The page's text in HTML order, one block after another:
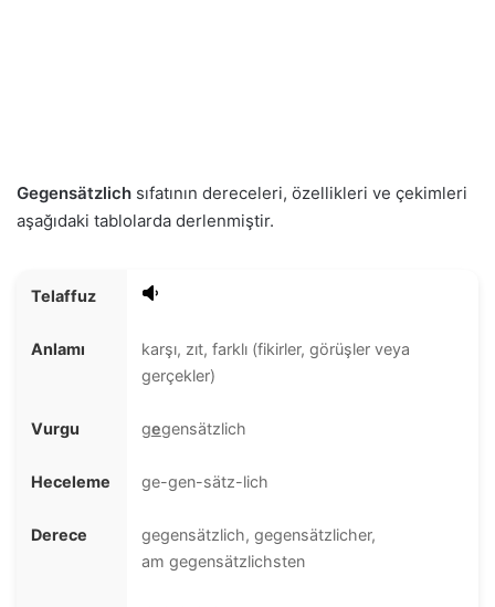
Gegensätzlich sıfatının dereceleri, özellikleri ve çekimleri
aşağıdaki tablolarda derlenmiştir.
Telaffuz
Anlamı
karşı, zıt, farklı (fikirler, görüşler veya
gerçekler)
Vurgu gegensätzlich
Heceleme ge-gen-sätz-lich
Derece
gegensätzlich, gegensätzlicher,
am gegensätzlichsten